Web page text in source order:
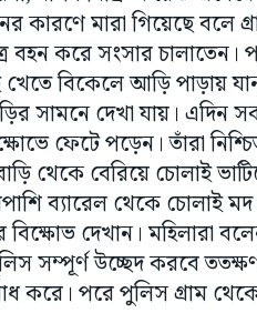
কারণে মারা গিয়েছে বলে
করে সংসার চালাতেন।
বিকেলে আড়ি পাড়ায়
সামনে দেখা যায়। এদিন
ফেটে পড়েন। তাঁরা
থেকে বেরিয়ে চোলাই
ব্যারেল থেকে চোলাই
দেখান। মহিলারা
সম্পূর্ণ উচ্ছেদ করবে
করে। পরে পুলিস গ্রাম